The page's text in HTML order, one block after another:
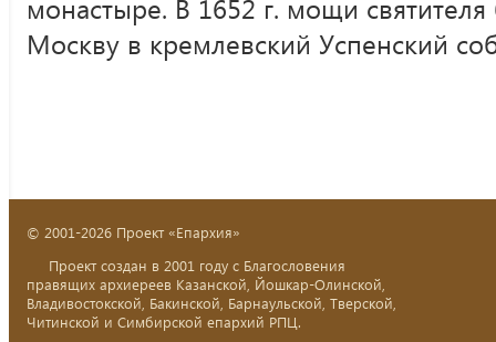
монастыре. В 1652 г. мощи
Москву в кремлевский Успенский
© 2001-2026 Проект «Епархия»
Проект создан в 2001 году с Благословения
правящих архиереев Казанской, Йошкар-Олинской,
Владивостокской, Бакинской, Барнаульской, Тверской,
Читинской и Симбирской епархий РПЦ.